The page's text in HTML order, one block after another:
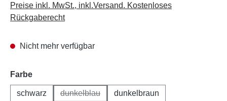
Preise inkl. MwSt., inkl.Versand. Kostenloses
Rückgaberecht
Nicht mehr verfügbar
Farbeauswählen
schwarz dunkelblau
(Diese Option ist zurzeit nicht verfügbar.)
dunkelbraun